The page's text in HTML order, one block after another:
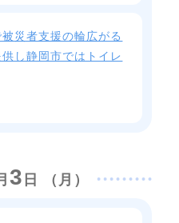
災者支援の輪広がる
し静岡市ではトイレ
3 日 （月）